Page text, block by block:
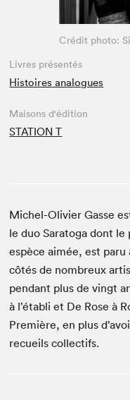
Crédit photo:
Livres présentés
Histoires analogues
Maisons d'édition
STATION T
Michel-Olivier Gasse
le duo Saratoga dont
espèce aimée, est paru
côtés de nombreux
pendant plus de vingt
à l’établi et De Rose à
Première, en plus
recueils collectifs.